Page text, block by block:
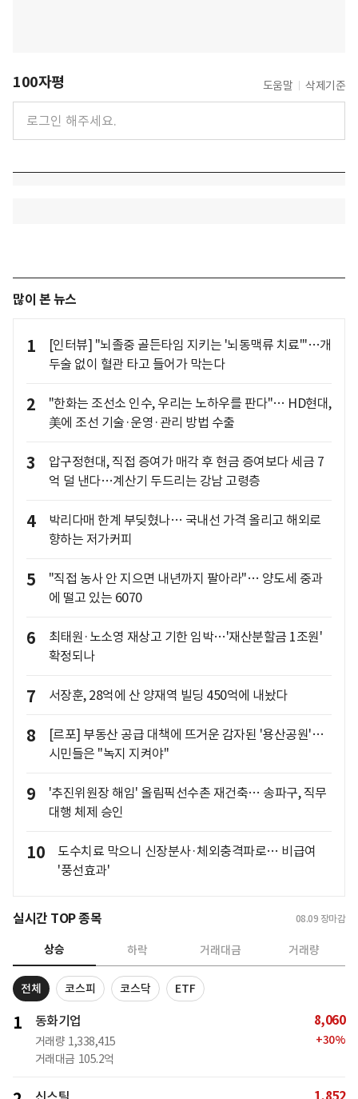
100자평 도움말 삭제기준
많이 본 뉴스
1
[인터뷰] "뇌졸중 골든타임 지키는 '뇌동맥류 치료'"…개
두술 없이 혈관 타고 들어가 막는다
2
"한화는 조선소 인수, 우리는 노하우를 판다"… HD현대,
美에 조선 기술·운영·관리 방법 수출
3
압구정현대, 직접 증여가 매각 후 현금 증여보다 세금 7
억 덜 낸다…계산기 두드리는 강남 고령층
4
박리다매 한계 부딪혔나… 국내선 가격 올리고 해외로
향하는 저가커피
5
"직접 농사 안 지으면 내년까지 팔아라"… 양도세 중과
에 떨고 있는 6070
6
최태원·노소영 재상고 기한 임박…'재산분할금 1조원'
확정되나
7 서장훈, 28억에 산 양재역 빌딩 450억에 내놨다
8
[르포] 부동산 공급 대책에 뜨거운 감자된 '용산공원'…
시민들은 "녹지 지켜야"
9
'추진위원장 해임' 올림픽선수촌 재건축… 송파구, 직무
대행 체제 승인
10
도수치료 막으니 신장분사·체외충격파로… 비급여
'풍선효과'
실시간 TOP 종목 08.09 장마감
상승 하락 거래대금 거래량
전체 코스피 코스닥 ETF
1 동화기업
거래량 1,338,415
거래대금 105.2억
8,060
+30%